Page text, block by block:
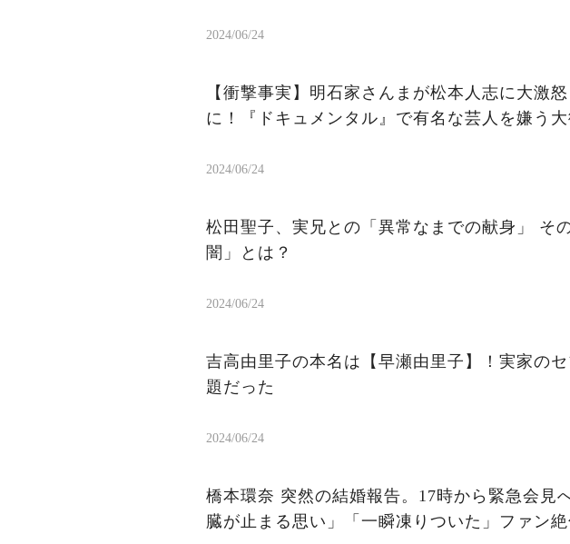
2024/06/24
【衝撃事実】明石家さんまが松本人志に大激
に！『ドキュメンタル』で有名な芸人を嫌う
2024/06/24
松田聖子、実兄との「異常なまでの献身」 その裏に隠された「蒲池家の
闇」とは？
2024/06/24
吉高由里子の本名は【早瀬由里子】！実家の
題だった
2024/06/24
橋本環奈 突然の結婚報告。17時から緊急会見
臓が止まる思い」「一瞬凍りついた」ファン絶